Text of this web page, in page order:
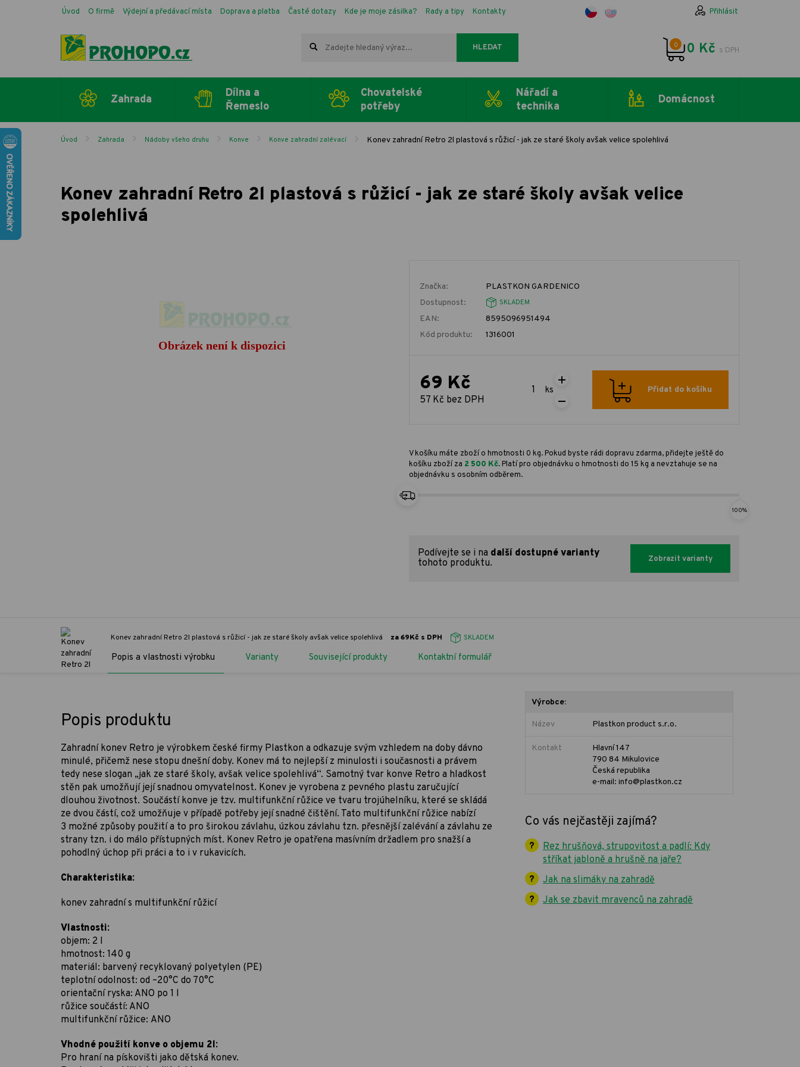
Úvod O firmě Výdejní a předávací místa Doprava a platba Časté dotazy Kde je moje zásilka? Rady a tipy Kontakty Přihlásit
HLEDAT 0 0 Kč s DPH
Zahrada
Dílna a
Řemeslo
Chovatelské
potřeby
Nářadí a
technika
Domácnost
Úvod Zahrada Nádoby všeho druhu Konve Konve zahradní zalévací Konev zahradní Retro 2l plastová s růžicí - jak ze staré školy avšak velice spolehlivá
Konev zahradní Retro 2l plastová s růžicí - jak ze staré školy avšak velice
spolehlivá
Značka:
PLASTKON GARDENICO
Dostupnost:
SKLADEM
EAN:
8595096951494
Kód produktu:
1316001
69 Kč
57 Kč bez DPH
ks Přidat do košíku
V košíku máte zboží o hmotnosti 0 kg. Pokud byste rádi dopravu zdarma, přidejte ještě do
košíku zboží za 2 500 Kč. Platí pro objednávku o hmotnosti do 15 kg a nevztahuje se na
objednávku s osobním odběrem.
100%
Podívejte se i na další dostupné varianty
tohoto produktu.
Zobrazit varianty
Konev zahradní Retro 2l plastová s růžicí - jak ze staré školy avšak velice spolehlivá za 69Kč s DPH SKLADEM
Popis a vlastnosti výrobku Varianty Související produkty Kontaktní formulář
Popis produktu
Zahradní konev Retro je výrobkem české firmy Plastkon a odkazuje svým vzhledem na doby dávno
minulé, přičemž nese stopu dnešní doby. Konev má to nejlepší z minulosti i současnosti a právem
tedy nese slogan „jak ze staré školy, avšak velice spolehlivá“. Samotný tvar konve Retro a hladkost
stěn pak umožňují její snadnou omyvatelnost. Konev je vyrobena z pevného plastu zaručující
dlouhou životnost. Součástí konve je tzv. multifunkční růžice ve tvaru trojúhelníku, které se skládá
ze dvou částí, což umožňuje v případě potřeby její snadné čištění. Tato multifunkční růžice nabízí
3 možné způsoby použití a to pro širokou závlahu, úzkou závlahu tzn. přesnější zalévání a závlahu ze
strany tzn. i do málo přístupných míst. Konev Retro je opatřena masívním držadlem pro snažší a
pohodlný úchop při práci a to i v rukavicích.
Charakteristika:
konev zahradní s multifunkční růžicí
Vlastnosti:
objem: 2 l
hmotnost: 140 g
materiál: barvený recyklovaný polyetylen (PE)
teplotní odolnost: od –20°C do 70°C
orientační ryska: ANO po 1 l
růžice součástí: ANO
multifunkční růžice: ANO
Vhodné použití konve o objemu 2l:
Pro hraní na pískovišti jako dětská konev.
Výrobce:
Název Plastkon product s.r.o.
Kontakt
Hlavní 147
790 84 Mikulovice
Česká republika
e-mail: info@plastkon.cz
Co vás nejčastěji zajímá?
Rez hrušňová, strupovitost a padlí: Kdy
stříkat jabloně a hrušně na jaře?
Jak na slimáky na zahradě
Jak se zbavit mravenců na zahradě